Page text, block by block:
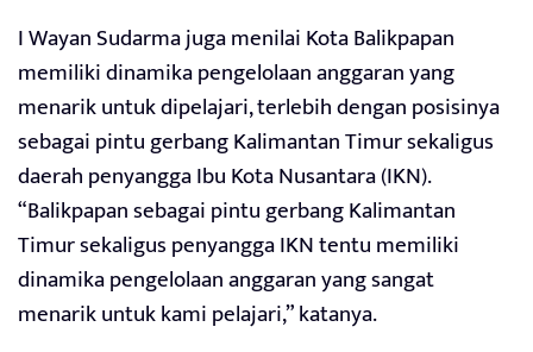
I Wayan Sudarma juga menilai Kota Balikpapan
memiliki dinamika pengelolaan anggaran yang
menarik untuk dipelajari, terlebih dengan posisinya
sebagai pintu gerbang Kalimantan Timur sekaligus
daerah penyangga Ibu Kota Nusantara (IKN).
“Balikpapan sebagai pintu gerbang Kalimantan
Timur sekaligus penyangga IKN tentu memiliki
dinamika pengelolaan anggaran yang sangat
menarik untuk kami pelajari,” katanya.